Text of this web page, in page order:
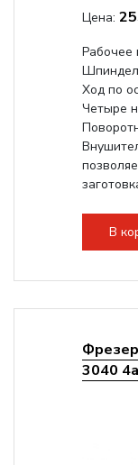
Цена:
Рабочее
Ход по
Четыре
В
3040